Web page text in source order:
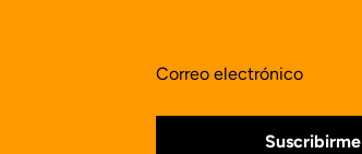
Correo electrónico
Suscribirme